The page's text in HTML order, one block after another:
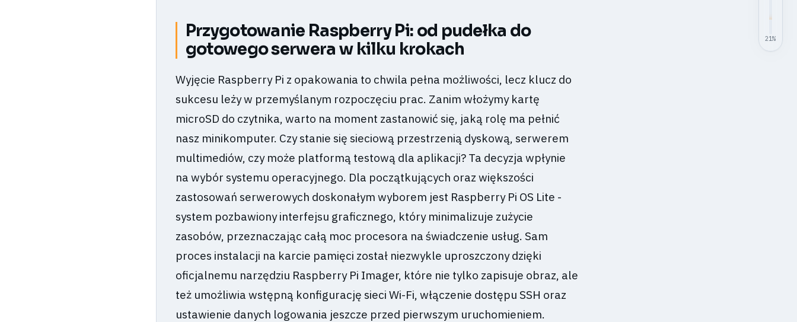
21%
Przygotowanie Raspberry Pi: od pudełka do
gotowego serwera w kilku krokach
Wyjęcie Raspberry Pi z opakowania to chwila pełna możliwości, lecz klucz do
sukcesu leży w przemyślanym rozpoczęciu prac. Zanim włożymy kartę
microSD do czytnika, warto na moment zastanowić się, jaką rolę ma pełnić
nasz minikomputer. Czy stanie się sieciową przestrzenią dyskową, serwerem
multimediów, czy może platformą testową dla aplikacji? Ta decyzja wpłynie
na wybór systemu operacyjnego. Dla początkujących oraz większości
zastosowań serwerowych doskonałym wyborem jest Raspberry Pi OS Lite -
system pozbawiony interfejsu graficznego, który minimalizuje zużycie
zasobów, przeznaczając całą moc procesora na świadczenie usług. Sam
proces instalacji na karcie pamięci został niezwykle uproszczony dzięki
oficjalnemu narzędziu Raspberry Pi Imager, które nie tylko zapisuje obraz, ale
też umożliwia wstępną konfigurację sieci Wi-Fi, włączenie dostępu SSH oraz
ustawienie danych logowania jeszcze przed pierwszym uruchomieniem.